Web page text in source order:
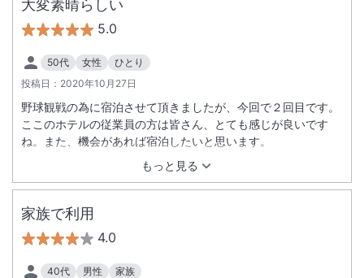
大変素晴らしい
5.0
50代 女性
ひとり
投稿日： 2020年10月27日
もっと見る
野球観戦の為に宿泊させて頂きましたが、今回で２回目です。
ここのホテルの従業員の方は皆さん、とても感じが良いです
ね。また、機会があれば宿泊したいと思います。
家族で利用
4.0
40代 男性
家族